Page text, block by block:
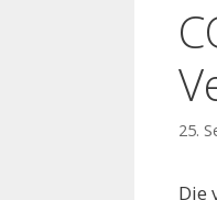
25.
Die